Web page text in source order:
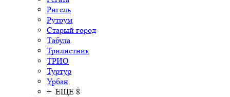
Ригель
Рутрум
Старый город
Табула
Трилистник
ТРИО
Туртур
Урбан
+ ЕЩЕ 8